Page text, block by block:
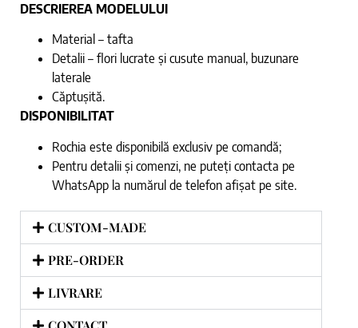
DESCRIEREA MODELULUI
Material – tafta
Detalii – flori lucrate și cusute manual, buzunare
laterale
Căptușită.
DISPONIBILITAT
Rochia este disponibilă exclusiv pe comandă;
Pentru detalii și comenzi, ne puteți contacta pe
WhatsApp la numărul de telefon afișat pe site.
CUSTOM-MADE
PRE-ORDER
LIVRARE